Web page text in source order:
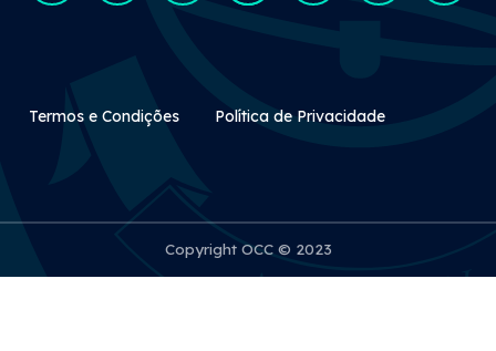
Rodapé Secundário
Termos e Condições Política de Privacidade
Copyright OCC © 2023